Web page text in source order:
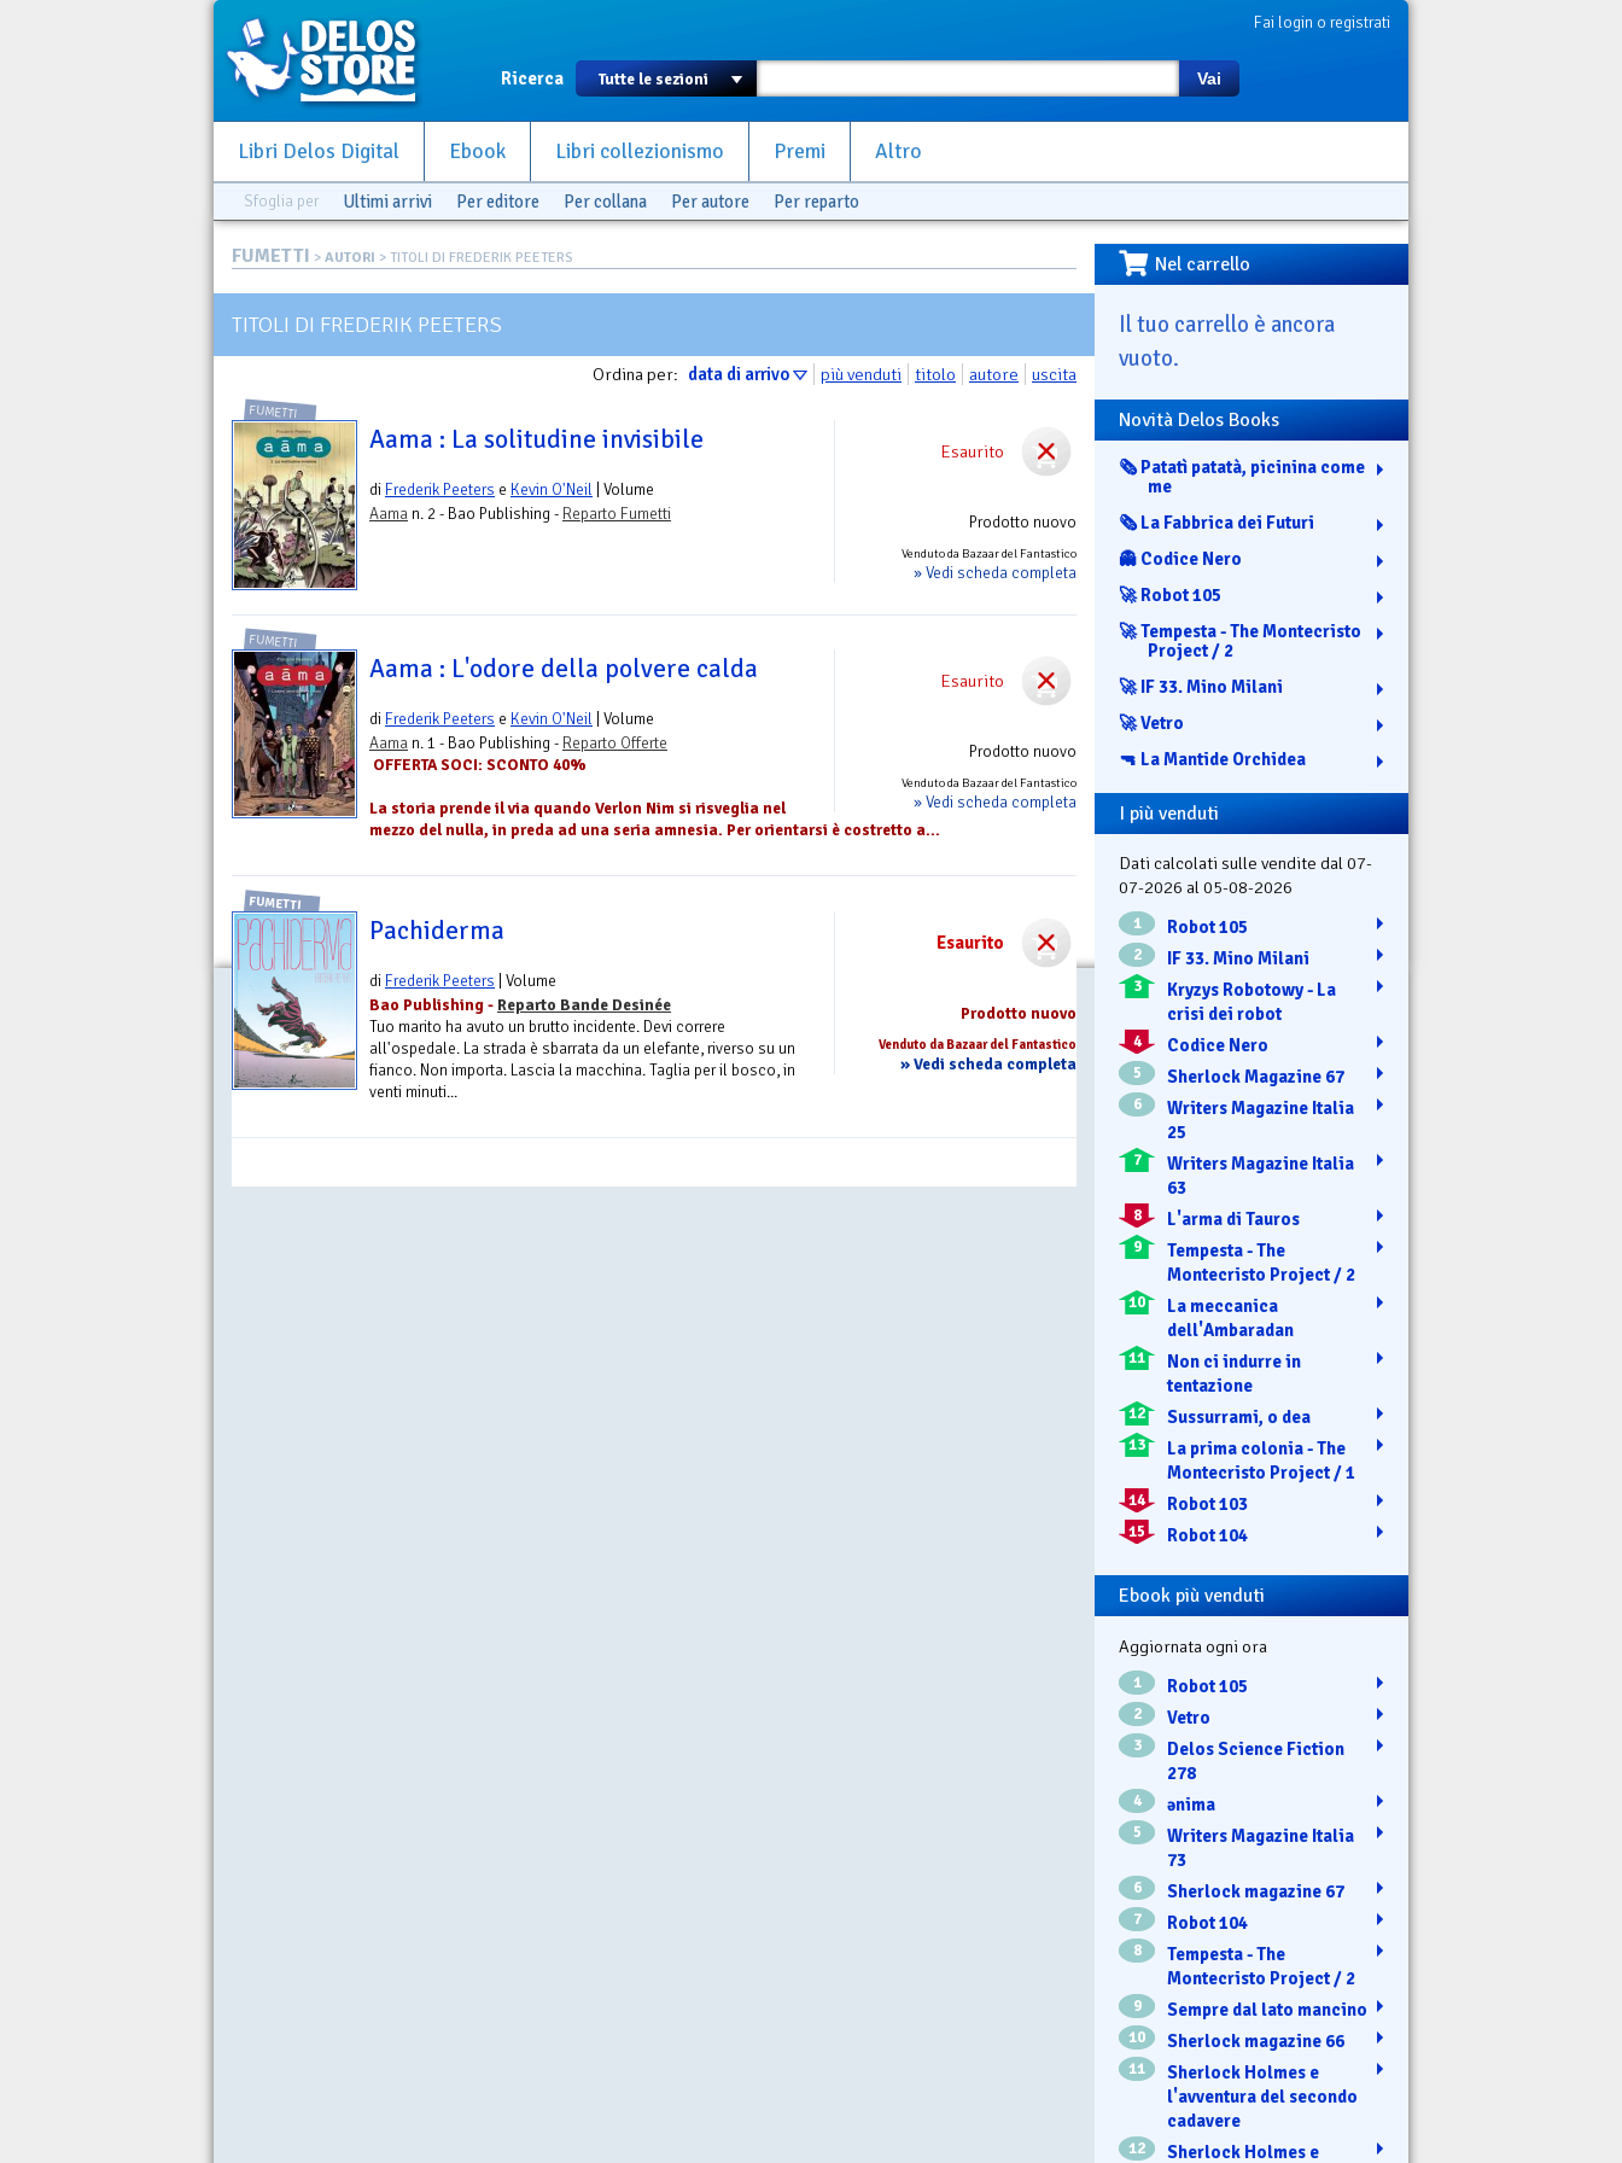
Fai login o registrati
Ricerca Vai
Libri Delos Digital Ebook Libri collezionismo Premi Altro
Sfoglia per Ultimi arrivi Per editore Per collana Per autore Per reparto
FUMETTI > AUTORI > TITOLI DI FREDERIK PEETERS
TITOLI DI FREDERIK PEETERS
Ordina per: data di arrivo più venduti titolo autore uscita
Esaurito
Prodotto nuovo
Venduto da Bazaar del Fantastico
» Vedi scheda completa
FUMETTI
Aama : La solitudine invisibile
di Frederik Peeters e Kevin O'Neil | Volume
Aama n. 2 - Bao Publishing - Reparto Fumetti
Esaurito
Prodotto nuovo
Venduto da Bazaar del Fantastico
» Vedi scheda completa
FUMETTI
Aama : L'odore della polvere calda
di Frederik Peeters e Kevin O'Neil | Volume
Aama n. 1 - Bao Publishing - Reparto Offerte
OFFERTA SOCI: SCONTO 40%
La storia prende il via quando Verlon Nim si risveglia nel
mezzo del nulla, in preda ad una seria amnesia. Per orientarsi è costretto a...
Esaurito
Prodotto nuovo
Venduto da Bazaar del Fantastico
» Vedi scheda completa
FUMETTI
Pachiderma
di Frederik Peeters | Volume
Bao Publishing - Reparto Bande Desinée
Tuo marito ha avuto un brutto incidente. Devi correre
all'ospedale. La strada è sbarrata da un elefante, riverso su un
fianco. Non importa. Lascia la macchina. Taglia per il bosco, in
venti minuti...
Nel carrello
Il tuo carrello è ancora
vuoto.
Novità Delos Books
🗞️ Patatì patatà, picinina come
me
🗞️ La Fabbrica dei Futuri
👻 Codice Nero
🚀 Robot 105
🚀 Tempesta - The Montecristo
Project / 2
🚀 IF 33. Mino Milani
🚀 Vetro
🔫 La Mantide Orchidea
I più venduti
Dati calcolati sulle vendite dal 07-
07-2026 al 05-08-2026
1 Robot 105
2 IF 33. Mino Milani
3
Kryzys Robotowy - La
crisi dei robot
4 Codice Nero
5 Sherlock Magazine 67
6
Writers Magazine Italia
25
7
Writers Magazine Italia
63
8 L'arma di Tauros
9
Tempesta - The
Montecristo Project / 2
10
La meccanica
dell'Ambaradan
11
Non ci indurre in
tentazione
12 Sussurrami, o dea
13
La prima colonia - The
Montecristo Project / 1
14 Robot 103
15 Robot 104
Ebook più venduti
Aggiornata ogni ora
1 Robot 105
2 Vetro
3
Delos Science Fiction
278
4 ənima
5
Writers Magazine Italia
73
6 Sherlock magazine 67
7 Robot 104
8
Tempesta - The
Montecristo Project / 2
9 Sempre dal lato mancino
10 Sherlock magazine 66
11
Sherlock Holmes e
l'avventura del secondo
cadavere
12 Sherlock Holmes e